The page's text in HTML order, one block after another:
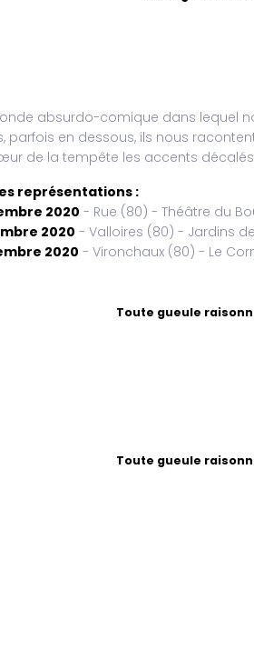
absurdo-comique dans lequel
parfois en dessous, ils nous
de la tempête les accents
représentations :
2020 - Rue (80) - Théâtre du
2020 - Valloires (80) - Jardins
2020 - Vironchaux (80) - Le
Toute gueule
Toute gueule